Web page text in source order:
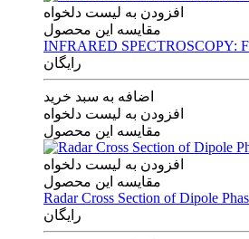
افزودن به لیست دلخواه
مقایسه این محصول
INFRARED SPECTROSCOPY:
رایگان
اضافه به سبد خرید
افزودن به لیست دلخواه
مقایسه این محصول
افزودن به لیست دلخواه
مقایسه این محصول
Radar Cross Section of Dipole
رایگان